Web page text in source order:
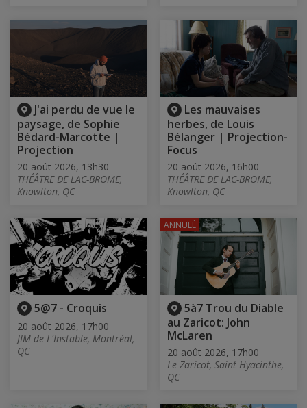
J'ai perdu de vue le
paysage, de Sophie
Bédard-Marcotte |
Projection
20 août 2026, 13h30
THÉÂTRE DE LAC-BROME,
Knowlton, QC
Les mauvaises
herbes, de Louis
Bélanger | Projection-
Focus
20 août 2026, 16h00
THÉÂTRE DE LAC-BROME,
Knowlton, QC
5@7 - Croquis
20 août 2026, 17h00
JIM de L'Instable, Montréal,
QC
5à7 Trou du Diable
au Zaricot: John
McLaren
20 août 2026, 17h00
Le Zaricot, Saint-Hyacinthe,
QC
ANNULÉ